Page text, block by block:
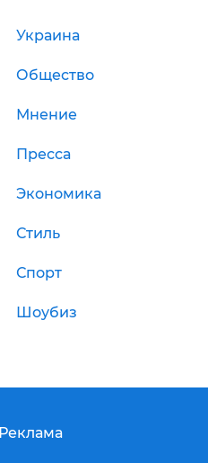
Украина
Общество
Мнение
Пресса
Экономика
Стиль
Спорт
Шоубиз
Реклама